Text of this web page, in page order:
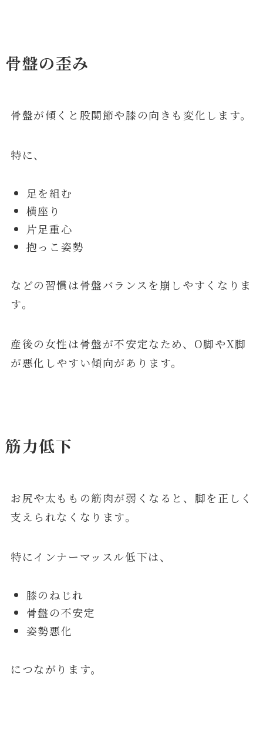
骨盤の歪み
骨盤が傾くと股関節や膝の向きも変化します。
特に、
足を組む
横座り
片足重心
抱っこ姿勢
などの習慣は骨盤バランスを崩しやすくなりま
す。
産後の女性は骨盤が不安定なため、O脚やX脚
が悪化しやすい傾向があります。
筋力低下
お尻や太ももの筋肉が弱くなると、脚を正しく
支えられなくなります。
特にインナーマッスル低下は、
膝のねじれ
骨盤の不安定
姿勢悪化
につながります。